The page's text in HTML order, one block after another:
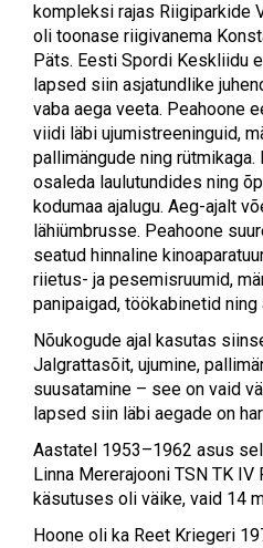
kompleksi rajas Riigiparkide
oli toonase riigivanema
Päts. Eesti Spordi Keskliidu
lapsed siin asjatundlike
vaba aega veeta. Peahoone
viidi läbi ujumistreeninguid,
pallimängude ning
osaleda laulutundides ning
kodumaa ajalugu. Aeg-ajalt
lähiümbrusse. Peahoone
seatud hinnaline
riietus- ja pesemisruumid,
panipaigad, töökabinetid
Nõukogude ajal kasutas
Jalgrattasõit, ujumine,
suusatamine – see on vaid
lapsed siin läbi aegade on
Aastatel 1953–1962 asus
Linna Mererajooni TSN TK IV
käsutuses oli väike, vaid 14
Hoone oli ka Reet Kriegeri